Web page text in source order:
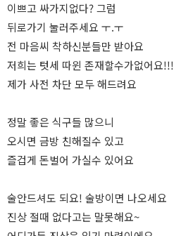
이쁘고 싸가지없다? 그럼
뒤로가기 눌러주세요 ㅜ.ㅜ
전 마음씨 착하신분들만 받아요
저희는 텃세 따윈 존재할수가없어요!!!
제가 사전 차단 모두 해드려요
정말 좋은 식구들 많으니
오시면 금방 친해질수 있고
즐겁게 돈벌어 가실수 있어요
술안드셔도 되요! 술방이면 나오세요
진상 절때 없다고는 말못해요~